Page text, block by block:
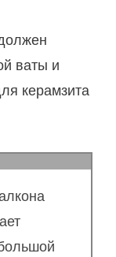
ваты и
керамзита